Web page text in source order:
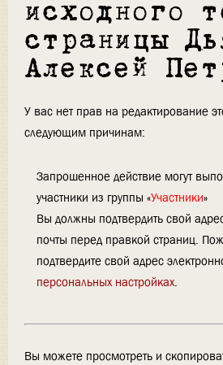
исходного
страницы
Алексей
У вас нет прав на редактирование
следующим причинам:
Запрошенное действие могут
участники из группы «Участники»
Вы должны подтвердить свой
почты перед правкой страниц.
подтвердите свой адрес
персональных настройках.
Вы можете просмотреть и